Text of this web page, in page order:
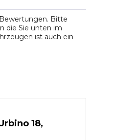
Bitte
die Sie unten im
ist auch ein
18,